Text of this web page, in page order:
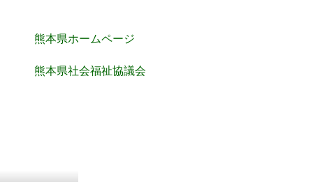
熊本県ホームページ
熊本県社会福祉協議会